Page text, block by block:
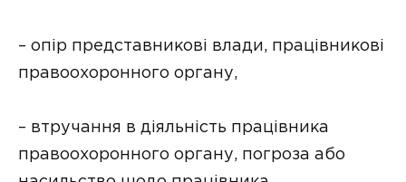
– опір представникові влади, працівникові
правоохоронного органу,
– втручання в діяльність працівника
правоохоронного органу, погроза або